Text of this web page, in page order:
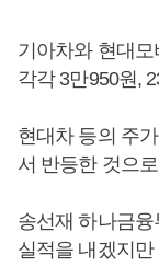
기아차와 현대모
각각 3만950원,
현대차 등의 주
서 반등한 것으
송선재 하나금융
실적을 내겠지만